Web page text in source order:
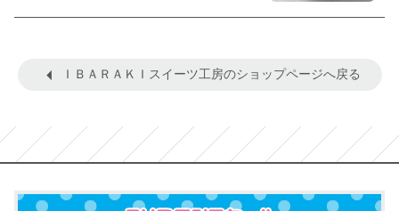
ＩＢＡＲＡＫＩスイーツ工房のショップページへ戻る